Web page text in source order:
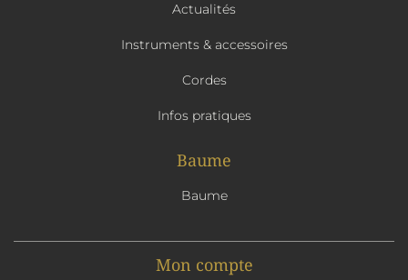
Actualités
Instruments & accessoires
Cordes
Infos pratiques
Baume
Baume
Mon compte